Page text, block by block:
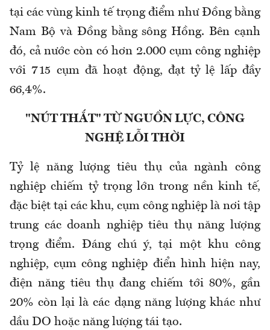
tại các vùng kinh tế trọng điểm như Đồng bằng
Nam Bộ và Đồng bằng sông Hồng. Bên cạnh
đó, cả nước còn có hơn 2.000 cụm công nghiệp
với 715 cụm đã hoạt động, đạt tỷ lệ lấp đầy
66,4%.
"NÚT THẮT" TỪ NGUỒN LỰC, CÔNG
NGHỆ LỖI THỜI
Tỷ lệ năng lượng tiêu thụ của ngành công
nghiệp chiếm tỷ trọng lớn trong nền kinh tế,
đặc biệt tại các khu, cụm công nghiệp là nơi tập
trung các doanh nghiệp tiêu thụ năng lượng
trọng điểm. Đáng chú ý, tại một khu công
nghiệp, cụm công nghiệp điển hình hiện nay,
điện năng tiêu thụ đang chiếm tới 80%, gần
20% còn lại là các dạng năng lượng khác như
dầu DO hoặc năng lượng tái tạo.